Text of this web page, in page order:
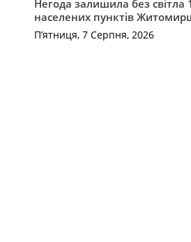
Негода залишила без світла
населених пунктів
П’ятниця, 7 Серпня, 2026